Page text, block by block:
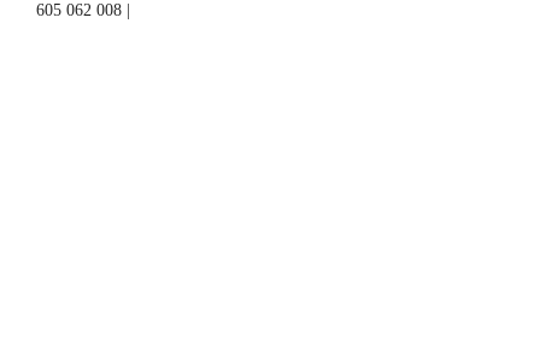
605 062 008 |